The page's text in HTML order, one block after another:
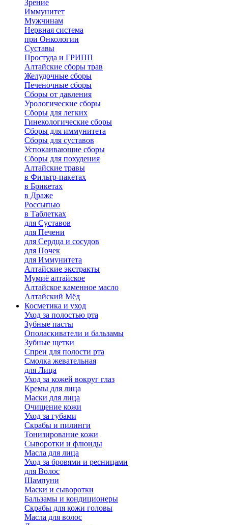
Зрение
Иммунитет
Мужчинам
Нервная система
при Онкологии
Суставы
Простуда и ГРИПП
Алтайские сборы трав
Желудочные сборы
Печеночные сборы
Сборы от давления
Урологические сборы
Сборы для легких
Гинекологические сборы
Сборы для иммунитета
Сборы для суставов
Успокаивающие сборы
Сборы для похудения
Алтайские травы
в Фильтр-пакетах
в Брикетах
в Драже
Россыпью
в Таблетках
для Cуставов
для Печени
для Сердца и сосудов
для Почек
для Иммунитета
Алтайские экстракты
Мумиё алтайское
Алтайское каменное масло
Алтайский Мёд
Косметика и уход
Уход за полостью рта
Зубные пасты
Ополаскиватели и бальзамы
Зубные щетки
Спреи для полости рта
Смолка жевательная
для Лица
Уход за кожей вокруг глаз
Кремы для лица
Маски для лица
Очищение кожи
Уход за губами
Скрабы и пилинги
Тонизирование кожи
Сыворотки и флюиды
Масла для лица
Уход за бровями и ресницами
для Волос
Шампуни
Маски и сыворотки
Бальзамы и кондиционеры
Скрабы для кожи головы
Масла для волос